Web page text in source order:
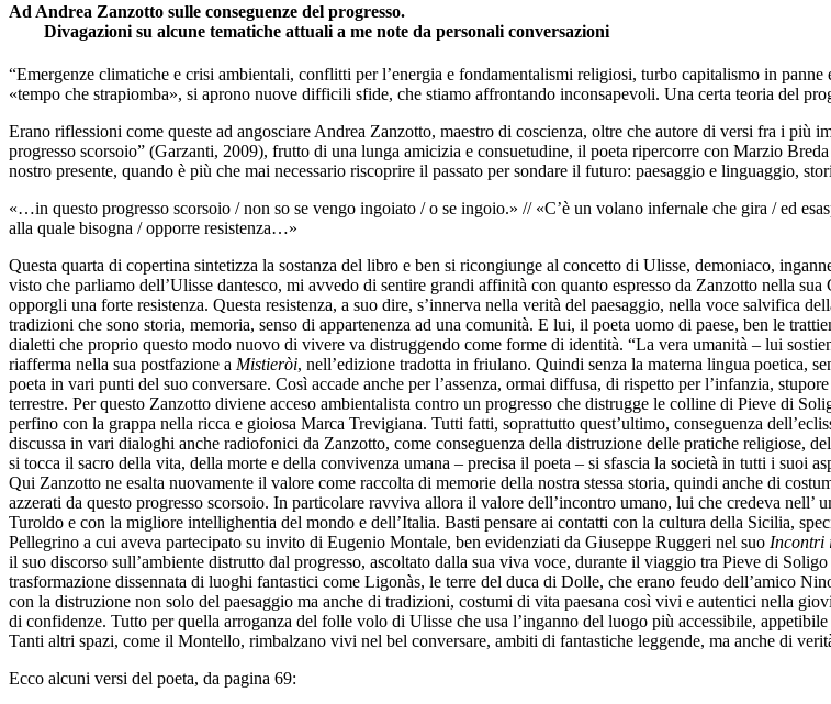
Ad Andrea Zanzotto sulle conseguenze del progresso.
Divagazioni su alcune tematiche attuali a me note da personali conversazioni
“Emergenze climatiche e crisi ambientali, conflitti per l’energia e fondamentalismi religiosi, turbo capitalismo in
«tempo che strapiomba», si aprono nuove difficili sfide, che stiamo affrontando inconsapevoli. Una certa teoria del
Erano riflessioni come queste ad angosciare Andrea Zanzotto, maestro di coscienza, oltre che autore di versi fra i
progresso scorsoio” (Garzanti, 2009), frutto di una lunga amicizia e consuetudine, il poeta ripercorre con Marzio
nostro presente, quando è più che mai necessario riscoprire il passato per sondare il futuro: paesaggio e linguaggio,
«…in questo progresso scorsoio / non so se vengo ingoiato / o se ingoio.» // «C’è un volano infernale che gira / ed
alla quale bisogna / opporre resistenza…»
Questa quarta di copertina sintetizza la sostanza del libro e ben si ricongiunge al concetto di Ulisse, demoniaco,
visto che parliamo dell’Ulisse dantesco, mi avvedo di sentire grandi affinità con quanto espresso da Zanzotto nella sua
opporgli una forte resistenza. Questa resistenza, a suo dire, s’innerva nella verità del paesaggio, nella voce salvifica
tradizioni che sono storia, memoria, senso di appartenenza ad una comunità. E lui, il poeta uomo di paese, ben le
dialetti che proprio questo modo nuovo di vivere va distruggendo come forme di identità. “La vera umanità – lui
riafferma nella sua postfazione a Mistieròi, nell’edizione tradotta in friulano. Quindi senza la materna lingua poetica,
poeta in vari punti del suo conversare. Così accade anche per l’assenza, ormai diffusa, di rispetto per l’infanzia,
terrestre. Per questo Zanzotto diviene acceso ambientalista contro un progresso che distrugge le colline di Pieve di
perfino con la grappa nella ricca e gioiosa Marca Trevigiana. Tutti fatti, soprattutto quest’ultimo, conseguenza
discussa in vari dialoghi anche radiofonici da Zanzotto, come conseguenza della distruzione delle pratiche religiose,
si tocca il sacro della vita, della morte e della convivenza umana – precisa il poeta – si sfascia la società in tutti i suoi
Qui Zanzotto ne esalta nuovamente il valore come raccolta di memorie della nostra stessa storia, quindi anche di
azzerati da questo progresso scorsoio. In particolare ravviva allora il valore dell’incontro umano, lui che credeva
Turoldo e con la migliore intellighentia del mondo e dell’Italia. Basti pensare ai contatti con la cultura della Sicilia,
Pellegrino a cui aveva partecipato su invito di Eugenio Montale, ben evidenziati da Giuseppe Ruggeri nel suo Incontri
il suo discorso sull’ambiente distrutto dal progresso, ascoltato dalla sua viva voce, durante il viaggio tra Pieve di
trasformazione dissennata di luoghi fantastici come Ligonàs, le terre del duca di Dolle, che erano feudo dell’amico
con la distruzione non solo del paesaggio ma anche di tradizioni, costumi di vita paesana così vivi e autentici nella
di confidenze. Tutto per quella arroganza del folle volo di Ulisse che usa l’inganno del luogo più accessibile,
Tanti altri spazi, come il Montello, rimbalzano vivi nel bel conversare, ambiti di fantastiche leggende, ma anche di
Ecco alcuni versi del poeta, da pagina 69: